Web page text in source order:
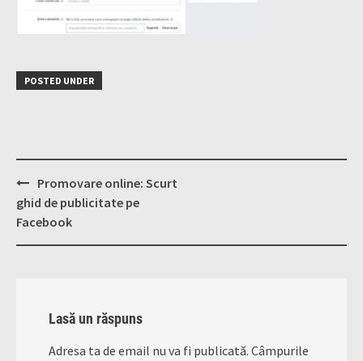
POSTED UNDER
Post
navigation
Promovare online: Scurt
ghid de publicitate pe
Facebook
Lasă un răspuns
Adresa ta de email nu va fi publicată. Câmpurile